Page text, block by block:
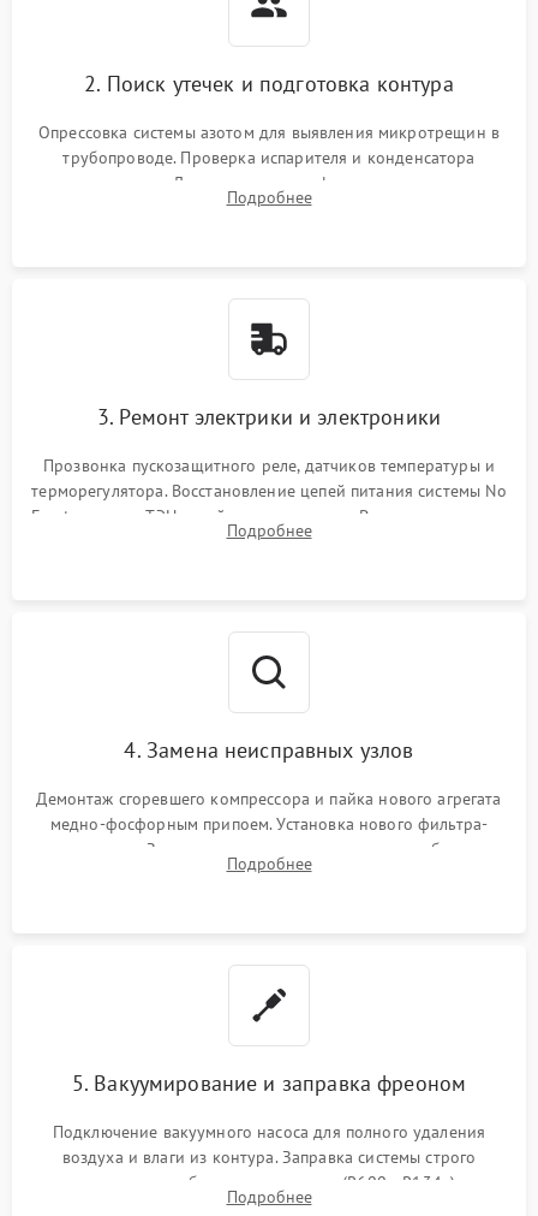
2. Поиск утечек и подготовка контура
Опрессовка системы азотом для выявления микротрещин в
трубопроводе. Проверка испарителя и конденсатора
течеискателем. Демонтаж старого фильтра-осушителя и
продувка капиллярной трубки для устранения засоров.
Подробнее
3. Ремонт электрики и электроники
Прозвонка пускозащитного реле, датчиков температуры и
терморегулятора. Восстановление цепей питания системы No
Frost, включая ТЭН оттайки и вентилятор. Ремонт или замена
платы управления при сбоях алгоритмов.
Подробнее
4. Замена неисправных узлов
Демонтаж сгоревшего компрессора и пайка нового агрегата
медно-фосфорным припоем. Установка нового фильтра-
осушителя. Замена изношенных вентиляторов обдува,
сломанных заслонок или поврежденных дверных петель.
Подробнее
5. Вакуумирование и заправка фреоном
Подключение вакуумного насоса для полного удаления
воздуха и влаги из контура. Заправка системы строго
дозированным объемом хладагента (R600a, R134a) по
электронным весам. Контроль рабочего давления в системе.
Подробнее